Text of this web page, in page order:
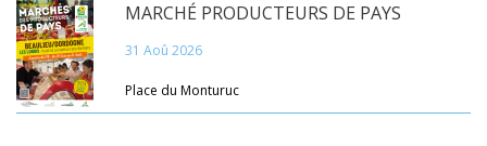
MARCHÉ PRODUCTEURS DE PAYS
31 Aoû 2026
Place du Monturuc